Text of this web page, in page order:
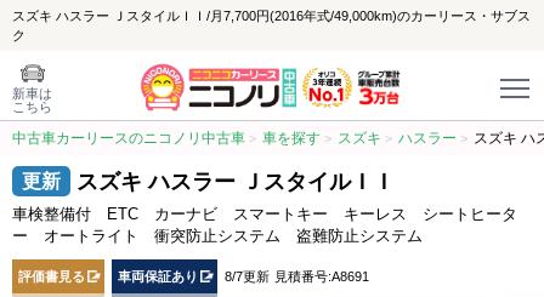
スズキ ハスラー ＪスタイルＩＩ/月7,700円(2016年式/49,000km)のカーリース・サブス
ク
新車は
こちら
中古車カーリースのニコノリ中古車 車を探す スズキ ハスラー スズキ ハ
スズキ ハスラー ＪスタイルＩＩ
車検整備付 ETC カーナビ スマートキー キーレス シートヒータ
ー オートライト 衝突防止システム 盗難防止システム
評価書見る 車両保証あり 8/7更新 見積番号:A8691